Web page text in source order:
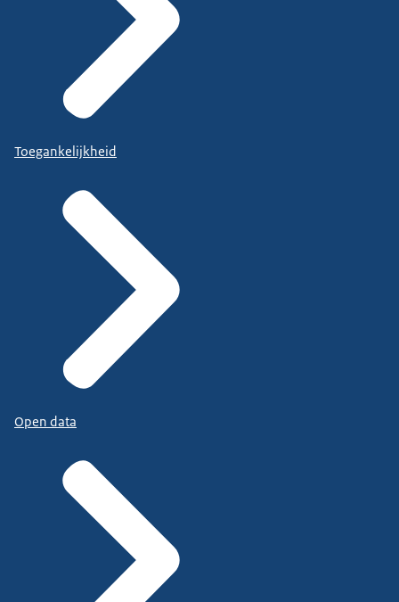
Toegankelijkheid
Open data